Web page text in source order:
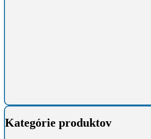
Kategórie produktov